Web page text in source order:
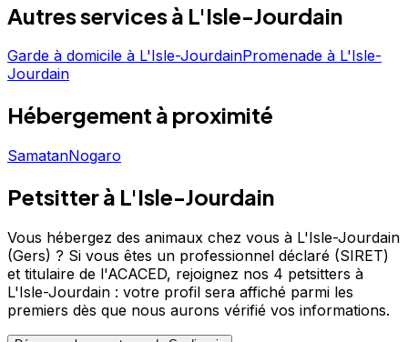
gagner la confiance des propriétaires de chiens de la
organiser la garde de votre chien. Domaine de
Poumecoste est un professionnel du service canin situé
avec 108 avis.
Autres services à L'Isle-Jourdain
Garde à domicile à L'Isle-JourdainPromenade à L'Isle-
Jourdain
Hébergement à proximité
SamatanNogaro
Petsitter à L'Isle-Jourdain
Vous hébergez des animaux chez vous à L'Isle-Jourdain
(Gers) ? Si vous êtes un professionnel déclaré (SIRET)
et titulaire de l'ACACED, rejoignez nos 4 petsitters à
L'Isle-Jourdain : votre profil sera affiché parmi les
premiers dès que nous aurons vérifié vos informations.